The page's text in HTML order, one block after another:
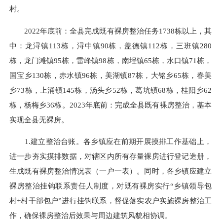
村。
2022年底前：全县完成既有裸房整治任务1738栋以上，其
中：龙浔镇113栋，浔中镇90栋，盖德镇112栋，三班镇280
栋，龙门滩镇95栋，雷峰镇98栋，南埕镇65栋，水口镇71栋，
国宝乡130栋，赤水镇96栋，美湖镇87栋，大铭乡65栋，春美
乡73栋，上涌镇145栋，汤头乡52栋，葛坑镇68栋，桂阳乡62
栋，杨梅乡36栋。2023年底前：完成全县既有裸房整治，基本
实现全县无裸房。
1.建立整治台账。各乡镇应在前期开展摸排工作基础上，
进一步夯实摸排数据，对辖区内所有存量裸房进行登记造册，
生成既有裸房整治情况表（一户一表）。同时，各乡镇应建立
裸房整治挂钩联系责任人制度，对既有裸房实行“乡镇领导包
村+村干部包户”进行挂钩联系，督促落实农户实施裸房整治工
作，确保裸房整治后效果与周边建筑风貌相协调。